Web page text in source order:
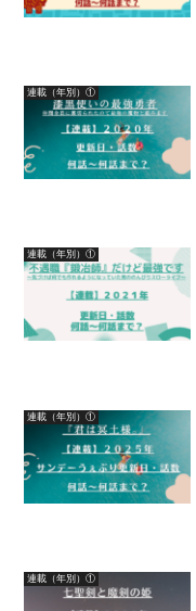
連載（年別）①
連載（年別）①
連載（年別）①
連載（年別）①